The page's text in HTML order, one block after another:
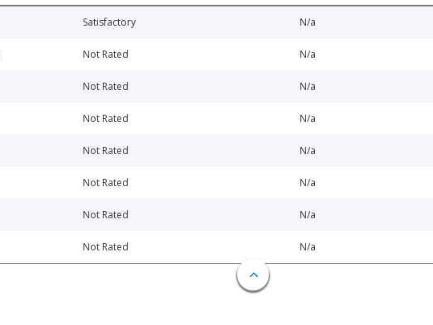
Satisfactory N/a
Not Rated N/a
Not Rated N/a
Not Rated N/a
Not Rated N/a
Not Rated N/a
Not Rated N/a
Not Rated N/a